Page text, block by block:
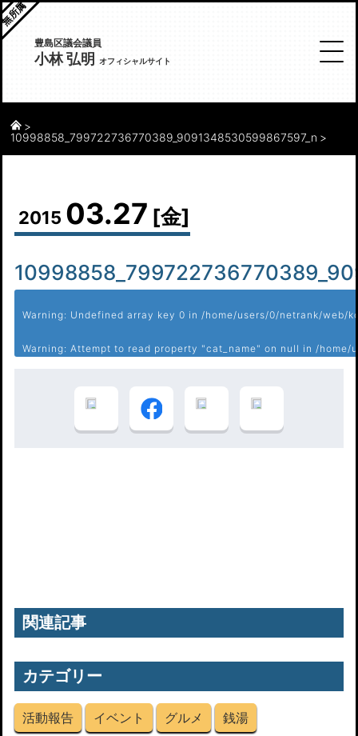
所属
豊島区議会議員
小林 弘明 オフィシャルサイト
10998858_799722736770389_9091348530599867597_n
2015 03.27 [金]
Warning: Undefined array key 0 in /home/users/0/netrank/web/
Warning: Attempt to read property "cat_name" on null in /home/
関連記事
カテゴリー
活動報告 イベント グルメ 銭湯